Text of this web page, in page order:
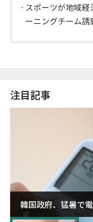
スポーツが地域
ーニングチーム
注目記事
韓国政府、猛暑で